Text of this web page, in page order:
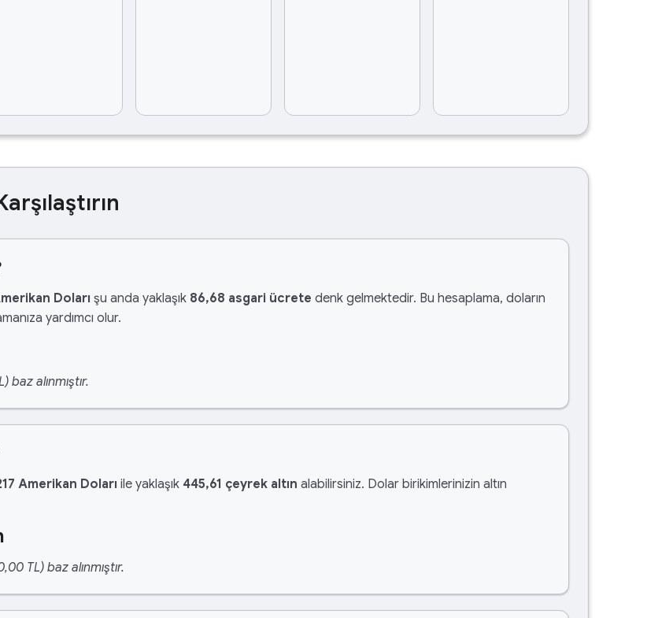
Doları şu anda yaklaşık 86,68 asgari ücrete denk gelmektedir. Bu hesaplama, doların
yardımcı olur.
alınmıştır.
Amerikan Doları ile yaklaşık 445,61 çeyrek altın alabilirsiniz. Dolar birikimlerinizin altın
TL) baz alınmıştır.